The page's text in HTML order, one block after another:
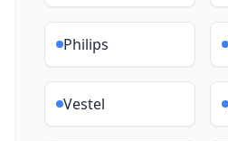
Philips
Vestel